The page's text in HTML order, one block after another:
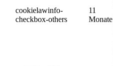
cookielawinfo-
checkbox-others
11
Monate